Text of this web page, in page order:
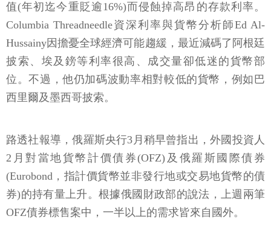
值(年初迄今重貶逾16%)而侵蝕掉高昂的存款利率。
Columbia Threadneedle資深利率與貨幣分析師Ed Al-
Hussainy因擔憂全球經濟可能趨緩，最近減碼了阿根廷
披索、埃及鎊等利率很高、成交量卻低迷的貨幣部
位。不過，他仍加碼波動率相對較低的貨幣，例如巴
西里爾及墨西哥披索。
路透社報導，俄羅斯央行3月稍早曾指出，外國投資人
2月對當地貨幣計價債券(OFZ)及俄羅斯國際債券
(Eurobond，指計價貨幣並非發行地或交易地貨幣的債
券)的持有量上升。根據俄國財政部的說法，上週兩筆
OFZ債券標售案中，一半以上的需求皆來自國外。